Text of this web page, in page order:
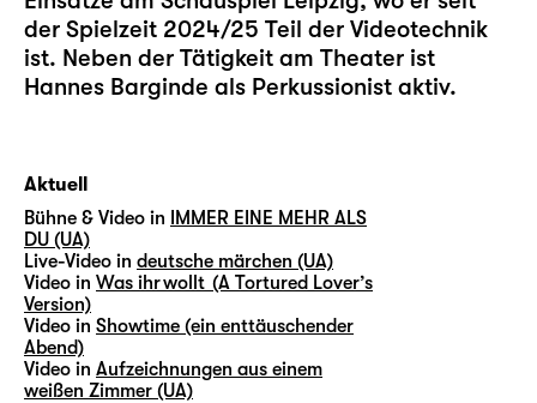
der Spielzeit 2024/25 Teil der Videotechnik
ist. Neben der Tätigkeit am Theater ist
Hannes Barginde als Perkussionist aktiv.
Aktuell
Bühne & Video in
IMMER EINE MEHR ALS
DU (UA)
Live-Video in deutsche märchen (UA)
Video in Was ihr wollt (A Tortured Lover’s
Version)
Video in Showtime (ein enttäuschender
Abend)
Video in Aufzeichnungen aus einem
weißen Zimmer (UA)